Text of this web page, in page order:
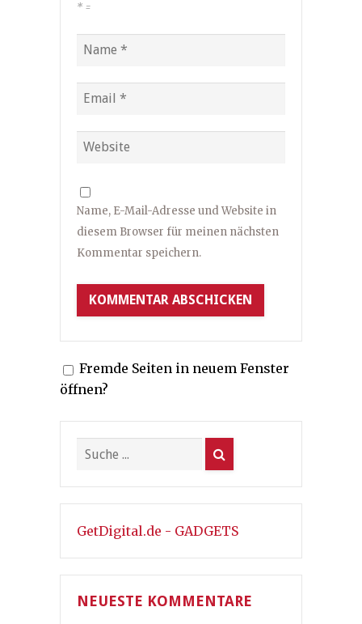
* =
Name, E-Mail-Adresse und Website in
diesem Browser für meinen nächsten
Kommentar speichern.
Fremde Seiten in neuem Fenster
öffnen?
GetDigital.de - GADGETS
NEUESTE KOMMENTARE